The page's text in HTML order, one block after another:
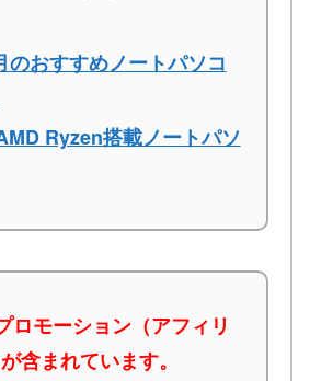
のおすすめノートパソコ
Ryzen搭載ノートパソ
ロモーション（アフィリ
含まれています。